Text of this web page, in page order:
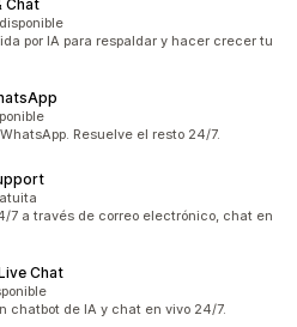
Chat
por IA para respaldar y hacer crecer tu
Resuelve el resto 24/7.
7 a través de correo electrónico, chat en
Chat
chatbot de IA y chat en vivo 24/7.